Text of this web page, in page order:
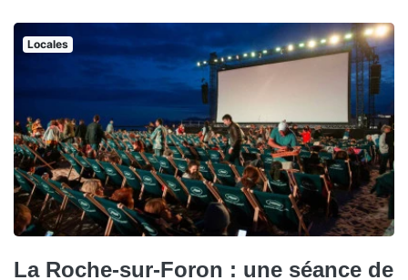
Locales
La Roche-sur-Foron : une séance de